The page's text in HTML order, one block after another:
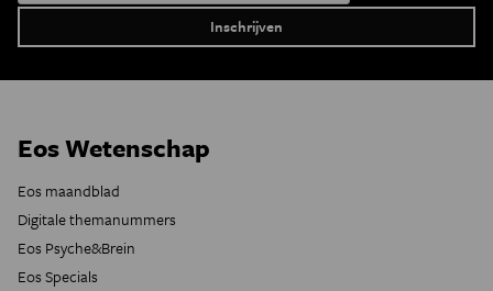
Eos Wetenschap
Eos maandblad
Digitale themanummers
Eos Psyche&Brein
Eos Specials